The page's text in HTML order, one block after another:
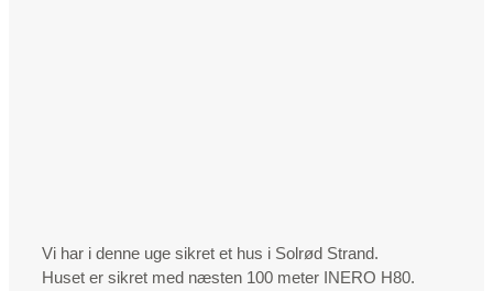
Vi har i denne uge sikret et hus i Solrød Strand.
Huset er sikret med næsten 100 meter INERO H80.